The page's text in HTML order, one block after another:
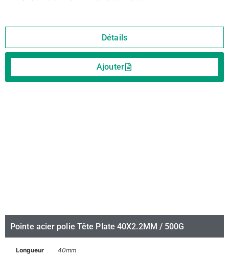
Détails
Ajouter
Pointe acier polie Tête Plate 40X2.2MM / 500G
Longueur
40mm